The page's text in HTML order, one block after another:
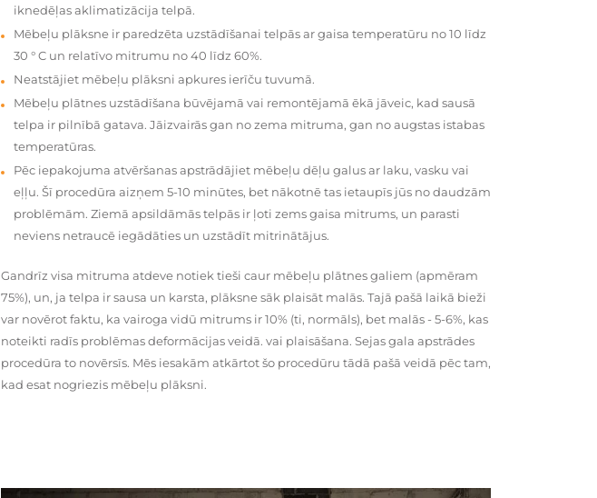
iknedēļas aklimatizācija telpā.
Mēbeļu plāksne ir paredzēta uzstādīšanai telpās ar gaisa temperatūru no 10 līdz
30 ° C un relatīvo mitrumu no 40 līdz 60%.
Neatstājiet mēbeļu plāksni apkures ierīču tuvumā.
Mēbeļu plātnes uzstādīšana būvējamā vai remontējamā ēkā jāveic, kad sausā
telpa ir pilnībā gatava. Jāizvairās gan no zema mitruma, gan no augstas istabas
temperatūras.
Pēc iepakojuma atvēršanas apstrādājiet mēbeļu dēļu galus ar laku, vasku vai
eļļu. Šī procedūra aizņem 5-10 minūtes, bet nākotnē tas ietaupīs jūs no daudzām
problēmām. Ziemā apsildāmās telpās ir ļoti zems gaisa mitrums, un parasti
neviens netraucē iegādāties un uzstādīt mitrinātājus.
Gandrīz visa mitruma atdeve notiek tieši caur mēbeļu plātnes galiem (apmēram
75%), un, ja telpa ir sausa un karsta, plāksne sāk plaisāt malās. Tajā pašā laikā bieži
var novērot faktu, ka vairoga vidū mitrums ir 10% (ti, normāls), bet malās - 5-6%, kas
noteikti radīs problēmas deformācijas veidā. vai plaisāšana. Sejas gala apstrādes
procedūra to novērsīs. Mēs iesakām atkārtot šo procedūru tādā pašā veidā pēc tam,
kad esat nogriezis mēbeļu plāksni.